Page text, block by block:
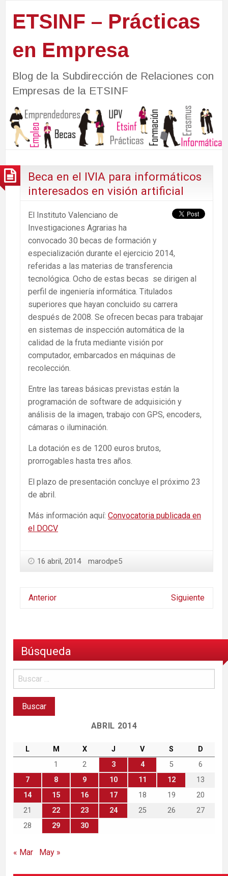
ETSINF – Prácticas
en Empresa
Blog de la Subdirección de Relaciones con
Empresas de la ETSINF
Beca en el IVIA para informáticos
interesados en visión artificial
El Instituto Valenciano de
Investigaciones Agrarias ha
convocado 30 becas de formación y
especialización durante el ejercicio 2014,
referidas a las materias de transferencia
tecnológica. Ocho de estas becas se dirigen al
perfil de ingeniería informática. Titulados
superiores que hayan concluido su carrera
después de 2008. Se ofrecen becas para trabajar
en sistemas de inspección automática de la
calidad de la fruta mediante visión por
computador, embarcados en máquinas de
recolección.
Entre las tareas básicas previstas están la
programación de software de adquisición y
análisis de la imagen, trabajo con GPS, encoders,
cámaras o iluminación.
La dotación es de 1200 euros brutos,
prorrogables hasta tres años.
El plazo de presentación concluye el próximo 23
de abril.
Más información aquí: Convocatoria publicada en
el DOCV
16 abril, 2014 marodpe5
Anterior Siguiente
Búsqueda
ABRIL 2014
L M X J V S
D
1
2 3 4 5
6
7
8 9 10 11 12
13
14
15 16 17 18 19
20
21
22 23 24 25 26
27
28
29 30
« Mar May »